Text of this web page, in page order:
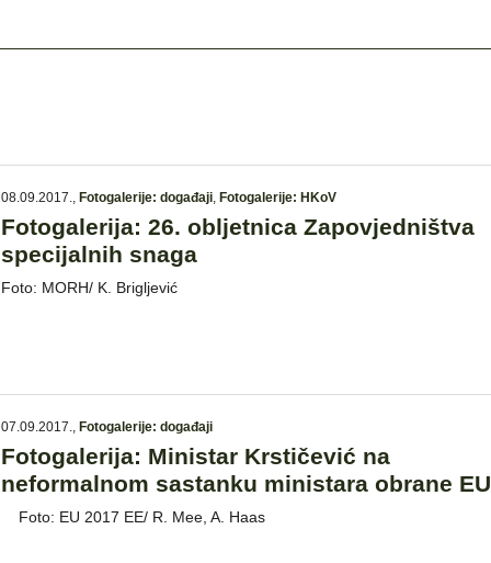
08.09.2017., Fotogalerije: događaji, Fotogalerije: HKoV
Fotogalerija: 26. obljetnica Zapovjedništva
specijalnih snaga
Foto: MORH/ K. Brigljević
07.09.2017., Fotogalerije: događaji
Fotogalerija: Ministar Krstičević na
neformalnom sastanku ministara obrane EU
Foto: EU 2017 EE/ R. Mee, A. Haas